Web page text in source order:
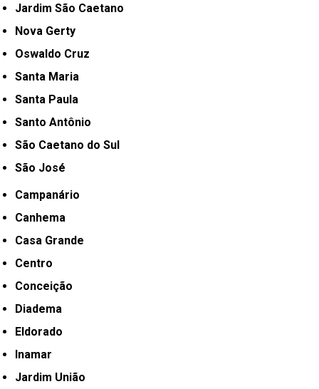
Jardim São Caetano
Nova Gerty
Oswaldo Cruz
Santa Maria
Santa Paula
Santo Antônio
São Caetano do Sul
São José
Campanário
Canhema
Casa Grande
Centro
Conceição
Diadema
Eldorado
Inamar
Jardim União